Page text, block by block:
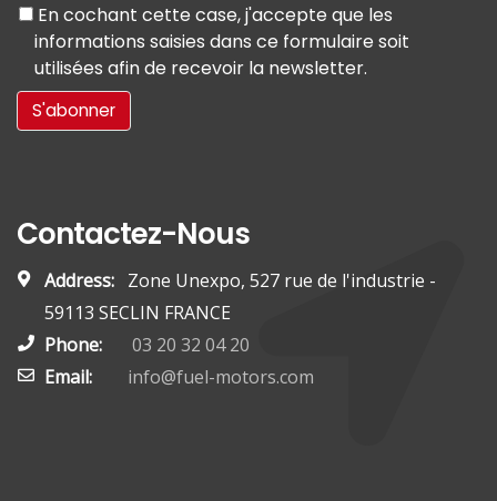
En cochant cette case, j'accepte que les
informations saisies dans ce formulaire soit
utilisées afin de recevoir la newsletter.
Contactez-Nous
Address: Zone Unexpo, 527 rue de l'industrie -
59113 SECLIN FRANCE
Phone:
03 20 32 04 20
Email:
info@fuel-motors.com